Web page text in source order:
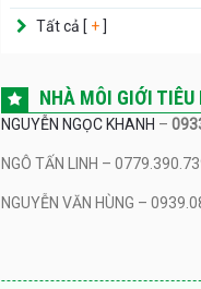
Tất cả [ +]
NHÀ MÔI GIỚI TIÊU
NGUYỄN NGỌC KHANH –
NGÔ TẤN LINH –
NGUYỄN VĂN HÙNG –